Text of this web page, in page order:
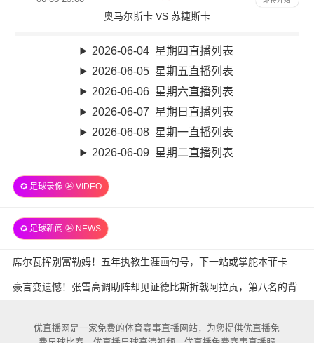
奥马尔斯卡 VS 苏捷斯卡
2026-06-04 星期四直播列表
2026-06-05 星期五直播列表
2026-06-06 星期六直播列表
2026-06-07 星期日直播列表
2026-06-08 星期一直播列表
2026-06-09 星期二直播列表
✪ 足球录像 ㉔ VIDEO
✪ 足球新闻 ㉔ NEWS
席尔瓦挥别富勒姆！五年执教生涯画句号，下一站或掌舵本菲卡
豪言变遗憾！张雪高调助阵却见证德比斯折戟阿拉贡，第八名的背
优直播网是一家免费的体育赛事直播网站，为您提供优直播免